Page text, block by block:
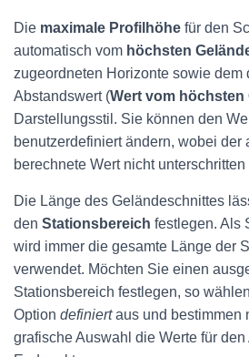
Die maximale Profilhöhe für den
automatisch vom höchsten
zugeordneten Horizonte sowie dem
Abstandswert (Wert vom höchsten
Darstellungsstil. Sie können den
benutzerdefiniert ändern, wobei der
berechnete Wert nicht
Die Länge des Geländeschnittes
den Stationsbereich festlegen. Als
wird immer die gesamte Länge der
verwendet. Möchten Sie einen
Stationsbereich festlegen, so
Option definiert aus und bestimmen
grafische Auswahl die Werte für den